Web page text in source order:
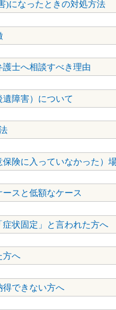
)になったときの対処方法
士へ相談すべき理由
障害）について
険に入っていなかった）
スと低額なケース
状固定」と言われた方へ
方へ
得できない方へ